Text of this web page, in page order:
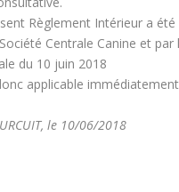
Règlement Intérieur a
Centrale Canine et par
du 10 juin 2018
applicable
le 10/06/2018